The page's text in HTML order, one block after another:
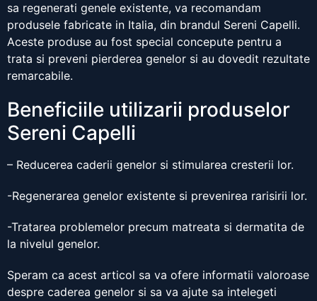
sa regenerati genele existente, va recomandam
produsele fabricate in Italia, din brandul Sereni Capelli.
Aceste produse au fost special concepute pentru a
trata si preveni pierderea genelor si au dovedit rezultate
remarcabile.
Beneficiile utilizarii produselor
Sereni Capelli
– Reducerea caderii genelor si stimularea cresterii lor.
-Regenerarea genelor existente si prevenirea rarisirii lor.
-Tratarea problemelor precum matreata si dermatita de
la nivelul genelor.
Speram ca acest articol sa va ofere informatii valoroase
despre caderea genelor si sa va ajute sa intelegeti